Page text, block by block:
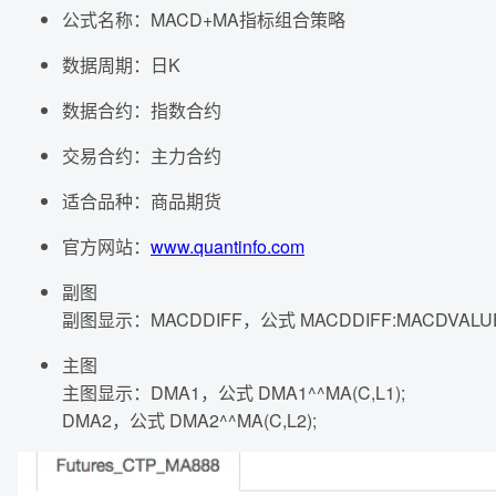
公式名称：MACD+MA指标组合策略
数据周期：日K
数据合约：指数合约
交易合约：主力合约
适合品种：商品期货
官方网站： www.quantinfo.com
副图
副图显示：MACDDIFF，公式
主图
主图显示：DMA1，公式 DMA1^^MA(C,L1);
DMA2，公式 DMA2^^MA(C,L2);